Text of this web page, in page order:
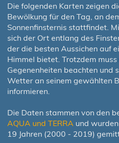
Die folgenden Karten zeigen
Bewölkung für den Tag, an
Sonnenfinsternis stattfindet.
sich der Ort entlang des
der die besten Aussichen auf
Himmel bietet. Trotzdem
Gegenenheiten beachten und
Wetter an seinem gewählten
informieren.
Die Daten stammen von den
AQUA und TERRA und
19 Jahren (2000 - 2019)